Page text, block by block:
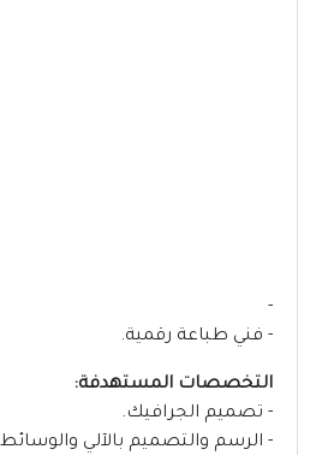
-
- فني طباعة رقمية.
التخصصات المستهدفة:
- تصميم الجرافيك.
- الرسم والتصميم بالآلي